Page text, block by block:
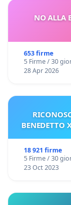
NO ALLA
653 firme
5 Firme / 30
28 Apr 2026
BENEDETTO
18 921 firme
5 Firme / 30
23 Oct 2023